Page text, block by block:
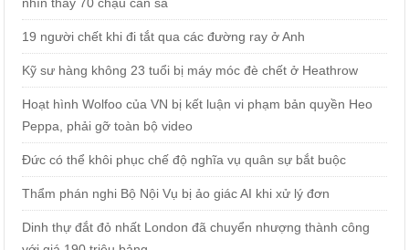
nhìn thấy 70 chậu cần sa
19 người chết khi đi tắt qua các đường ray ở Anh
Kỹ sư hàng không 23 tuổi bị máy móc đè chết ở Heathrow
Hoạt hình Wolfoo của VN bị kết luận vi phạm bản quyền Heo
Peppa, phải gỡ toàn bộ video
Đức có thể khôi phục chế độ nghĩa vụ quân sự bắt buộc
Thẩm phán nghi Bộ Nội Vụ bị ảo giác AI khi xử lý đơn
Dinh thự đắt đỏ nhất London đã chuyển nhượng thành công